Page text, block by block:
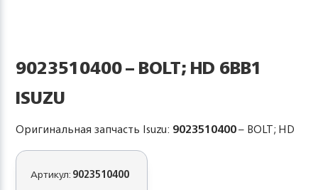
9023510400 – BOLT; HD 6BB1
ISUZU
Оригинальная запчасть Isuzu: 9023510400– BOLT; HD
Артикул:9023510400